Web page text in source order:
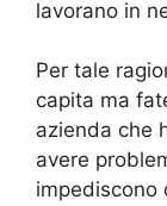
lavorano in
Per tale
capita ma
azienda che
avere
impediscono